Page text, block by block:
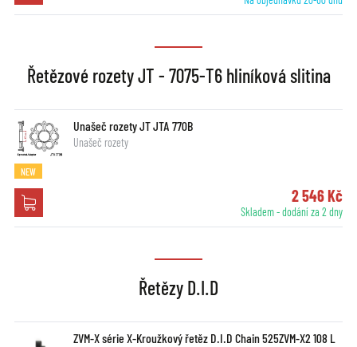
Řetězové rozety JT - 7075-T6 hliníková slitina
Unašeč rozety JT JTA 770B
Unašeč rozety
NEW
2 546 Kč
Skladem - dodání za 2 dny
Řetězy D.I.D
ZVM-X série X-Kroužkový řetěz D.I.D Chain 525ZVM-X2 108 L